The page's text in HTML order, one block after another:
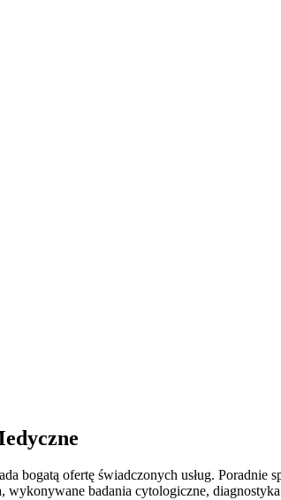
bogatą ofertę świadczonych usług.
wykonywane badania cytologiczne,